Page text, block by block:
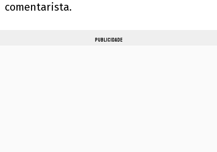
comentarista.
PUBLICIDADE